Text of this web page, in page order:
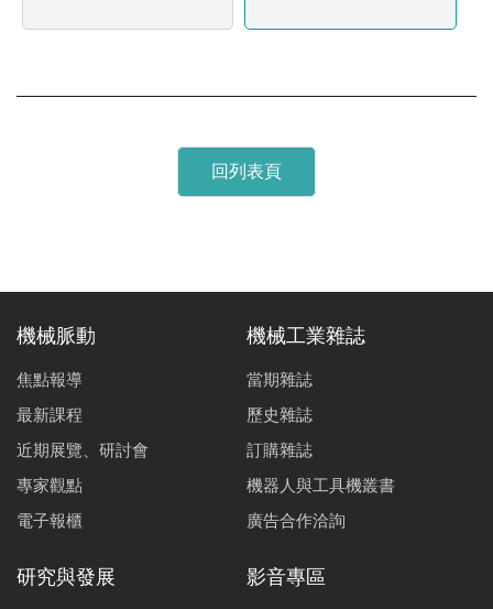
回列表頁
機械脈動
焦點報導
最新課程
近期展覽、研討會
專家觀點
電子報櫃
機械工業雜誌
當期雜誌
歷史雜誌
訂購雜誌
機器人與工具機叢書
廣告合作洽詢
研究與發展 影音專區